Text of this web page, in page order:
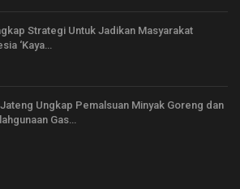
Strategi Untuk Jadikan Masyarakat
‘Kaya…
Ungkap Pemalsuan Minyak Goreng dan
Gas…